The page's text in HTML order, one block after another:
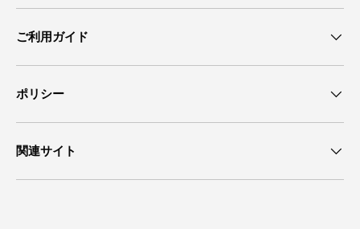
ご利用ガイド
ポリシー
関連サイト